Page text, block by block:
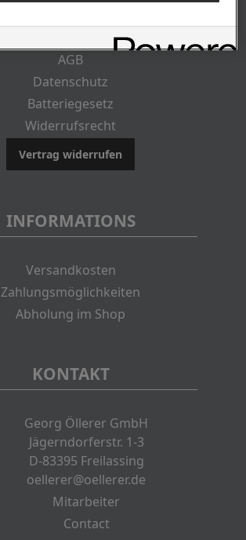
AGB
Datenschutz
Batteriegesetz
Widerrufsrecht
Vertrag widerrufen
INFORMATIONS
Versandkosten
Zahlungsmöglichkeiten
Abholung im Shop
KONTAKT
Georg Öllerer GmbH
Jägerndorferstr. 1-3
D-83395 Freilassing
oellerer@oellerer.de
Mitarbeiter
Contact